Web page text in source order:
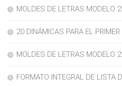
MOLDES DE LETRAS MODELO
20 DINÁMICAS PARA EL
MOLDES DE LETRAS MODELO
FORMATO INTEGRAL DE LISTA